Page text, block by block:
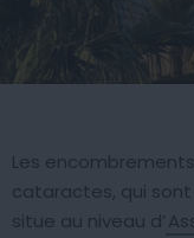
Les
cataractes, qui sont
situe au niveau d’